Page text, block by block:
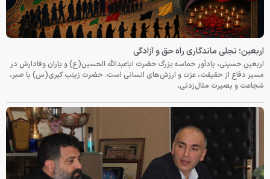
اربعین؛ تجلی ماندگاری راه حق و آزادگی
اربعین حسینی، یادآور حماسه بزرگ حضرت اباعبدالله الحسین(ع) و یاران وفادارش در
مسیر دفاع از حقیقت، عزت و ارزش‌های انسانی است. حضرت زینب کبری(س) با صبر،
شجاعت و بصیرت مثال‌زدنی،